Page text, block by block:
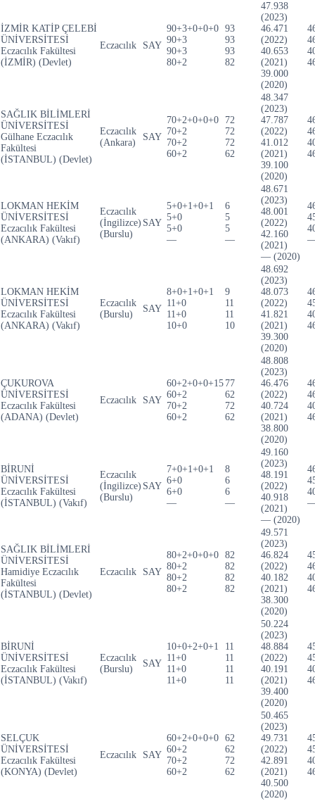
İZMİR KATİP ÇELEBİ
ÜNİVERSİTESİ
Eczacılık Fakültesi
(İZMİR) (Devlet)
Eczacılık SAY
90+3+0+0+0
90+3
90+3
80+2
93
93
93
82
47.938
(2023)
46.471
(2022)
40.653
(2021)
39.000
(2020)
SAĞLIK BİLİMLERİ
ÜNİVERSİTESİ
Gülhane Eczacılık
Fakültesi
(İSTANBUL) (Devlet)
Eczacılık
(Ankara)
SAY
70+2+0+0+0
70+2
70+2
60+2
72
72
72
62
48.347
(2023)
47.787
(2022)
41.012
(2021)
39.100
(2020)
LOKMAN HEKİM
ÜNİVERSİTESİ
Eczacılık Fakültesi
(ANKARA) (Vakıf)
Eczacılık
(İngilizce)
(Burslu)
SAY
5+0+1+0+1
5+0
5+0
—
6
5
5
—
48.671
(2023)
48.001
(2022)
42.160
(2021)
— (2020)
LOKMAN HEKİM
ÜNİVERSİTESİ
Eczacılık Fakültesi
(ANKARA) (Vakıf)
Eczacılık
(Burslu)
SAY
8+0+1+0+1
11+0
11+0
10+0
9
11
11
10
48.692
(2023)
48.073
(2022)
41.821
(2021)
39.300
(2020)
ÇUKUROVA
ÜNİVERSİTESİ
Eczacılık Fakültesi
(ADANA) (Devlet)
Eczacılık SAY
60+2+0+0+15
60+2
70+2
60+2
77
62
72
62
48.808
(2023)
46.476
(2022)
40.724
(2021)
38.800
(2020)
BİRUNİ
ÜNİVERSİTESİ
Eczacılık Fakültesi
(İSTANBUL) (Vakıf)
Eczacılık
(İngilizce)
(Burslu)
SAY
7+0+1+0+1
6+0
6+0
—
8
6
6
—
49.160
(2023)
48.191
(2022)
40.918
(2021)
— (2020)
SAĞLIK BİLİMLERİ
ÜNİVERSİTESİ
Hamidiye Eczacılık
Fakültesi
(İSTANBUL) (Devlet)
Eczacılık SAY
80+2+0+0+0
80+2
80+2
80+2
82
82
82
82
49.571
(2023)
46.824
(2022)
40.182
(2021)
38.300
(2020)
BİRUNİ
ÜNİVERSİTESİ
Eczacılık Fakültesi
(İSTANBUL) (Vakıf)
Eczacılık
(Burslu)
SAY
10+0+2+0+1
11+0
11+0
11+0
11
11
11
11
50.224
(2023)
48.884
(2022)
40.191
(2021)
39.400
(2020)
SELÇUK
ÜNİVERSİTESİ
Eczacılık Fakültesi
(KONYA) (Devlet)
Eczacılık SAY
60+2+0+0+0
60+2
70+2
60+2
62
62
72
62
50.465
(2023)
49.731
(2022)
42.891
(2021)
40.500
(2020)